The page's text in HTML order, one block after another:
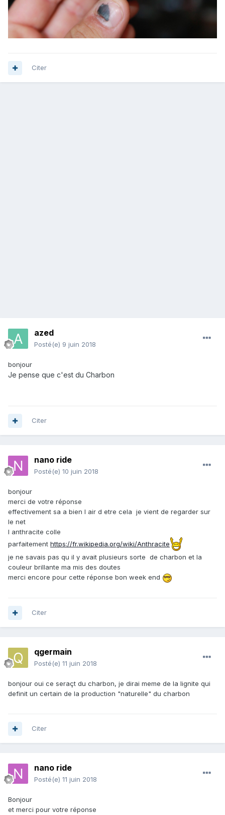
Citer
azed
Posté(e) 9 juin 2018
bonjour
Je pense que c'est du Charbon
Citer
nano ride
Posté(e) 10 juin 2018
bonjour
merci de votre réponse
effectivement sa a bien l air d etre cela je vient de regarder sur
le net
l anthracite colle
parfaitement https://fr.wikipedia.org/wiki/Anthracite
je ne savais pas qu il y avait plusieurs sorte de charbon et la
couleur brillante ma mis des doutes
merci encore pour cette réponse bon week end
Citer
qgermain
Posté(e) 11 juin 2018
bonjour oui ce seraçt du charbon, je dirai meme de la lignite qui
definit un certain de la production "naturelle" du charbon
Citer
nano ride
Posté(e) 11 juin 2018
Bonjour
et merci pour votre réponse